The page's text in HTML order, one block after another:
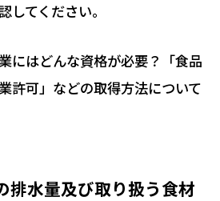
してください。
にはどんな資格が必要？「食品
許可」などの取得方法について
排水量及び取り扱う食材